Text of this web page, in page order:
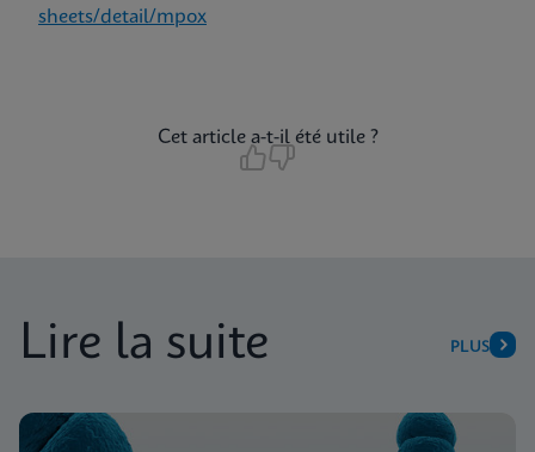
sheets/detail/mpox
Cet article a-t-il été utile ?
Lire la suite PLUS